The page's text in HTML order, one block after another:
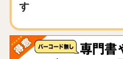
す